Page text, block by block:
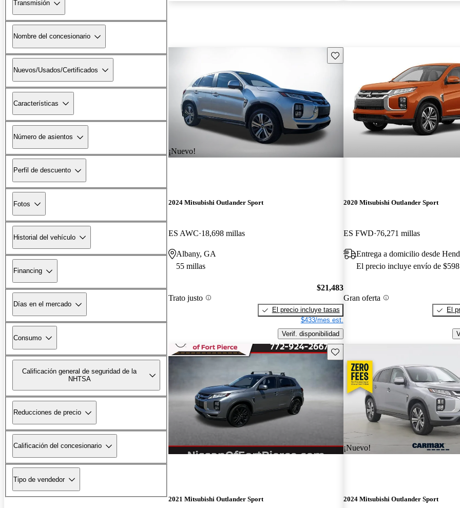
Transmisión
Nombre del concesionario
Nuevos/Usados/Certificados
Características
Número de asientos
Perfil de descuento
Fotos
Historial del vehículo
Financing
Días en el mercado
Consumo
Calificación general de seguridad de la
NHTSA
Reducciones de precio
Calificación del concesionario
Tipo de vendedor
¡Nuevo!
Guarda este Aviso
2024 Mitsubishi Outlander Sport
ES AWC 18,698 millas
Albany, GA
55 millas
Trato justo
$21,483
El precio incluye tasas
$433/mes est.
Verif. disponibilidad
2020 Mitsubishi Outlander Sport
ES FWD 76,271 millas
Entrega a domicilio desde
El precio incluye envío de $598
Gran oferta
El
Guarda este Aviso
2021 Mitsubishi Outlander Sport
¡Nuevo!
2024 Mitsubishi Outlander Sport